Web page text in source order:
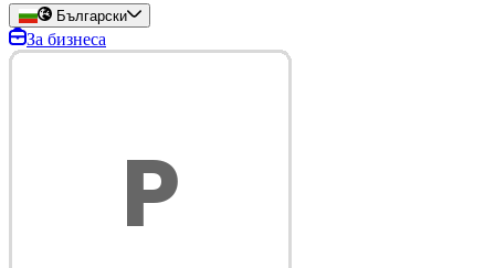
Български
За бизнеса